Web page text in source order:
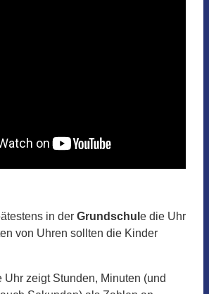
in der Grundschul e die Uhr
von Uhren sollten die Kinder
Uhr zeigt Stunden, Minuten (und